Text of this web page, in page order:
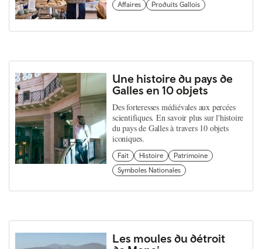
Affaires
Produits Gallois
Une histoire du pays de
Galles en 10 objets
Des forteresses médiévales aux percées
scientifiques. En savoir plus sur l'histoire
du pays de Galles à travers 10 objets
iconiques.
Fait Histoire
Patrimoine
Symboles Nationales
Les moules du détroit